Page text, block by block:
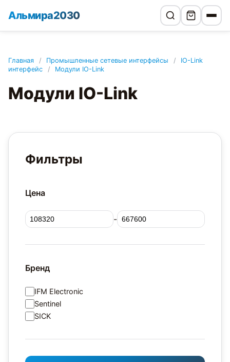
Альмира2030
Главная / Промышленные сетевые интерфейсы /
IO-Link
интерфейс
/ Модули IO-Link
Модули IO-Link
Фильтры
Цена
-
Бренд
IFM Electronic
Sentinel
SICK